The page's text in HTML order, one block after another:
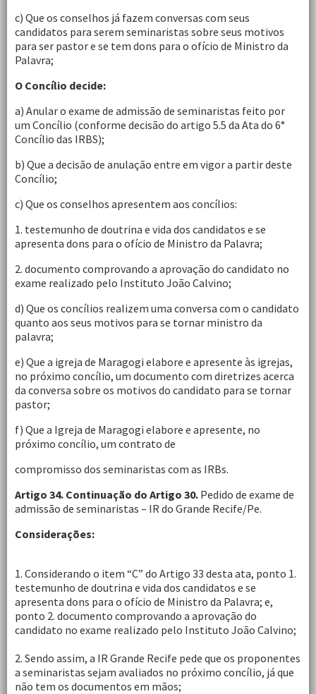
c) Que os conselhos já fazem conversas com seus
candidatos para serem seminaristas sobre seus motivos
para ser pastor e se tem dons para o ofício de Ministro da
Palavra;
O Concílio decide:
a) Anular o exame de admissão de seminaristas feito por
um Concílio (conforme decisão do artigo 5.5 da Ata do 6°
Concílio das IRBS);
b) Que a decisão de anulação entre em vigor a partir deste
Concílio;
c) Que os conselhos apresentem aos concílios:
1. testemunho de doutrina e vida dos candidatos e se
apresenta dons para o ofício de Ministro da Palavra;
2. documento comprovando a aprovação do candidato no
exame realizado pelo Instituto João Calvino;
d) Que os concílios realizem uma conversa com o candidato
quanto aos seus motivos para se tornar ministro da
palavra;
e) Que a igreja de Maragogi elabore e apresente às igrejas,
no próximo concílio, um documento com diretrizes acerca
da conversa sobre os motivos do candidato para se tornar
pastor;
f) Que a Igreja de Maragogi elabore e apresente, no
próximo concílio, um contrato de
compromisso dos seminaristas com as IRBs.
Artigo 34. Continuação do Artigo 30. Pedido de exame de
admissão de seminaristas – IR do Grande Recife/Pe.
Considerações:
1. Considerando o item “C” do Artigo 33 desta ata, ponto 1.
testemunho de doutrina e vida dos candidatos e se
apresenta dons para o ofício de Ministro da Palavra; e,
ponto 2. documento comprovando a aprovação do
candidato no exame realizado pelo Instituto João Calvino;
2. Sendo assim, a IR Grande Recife pede que os proponentes
a seminaristas sejam avaliados no próximo concílio, já que
não tem os documentos em mãos;